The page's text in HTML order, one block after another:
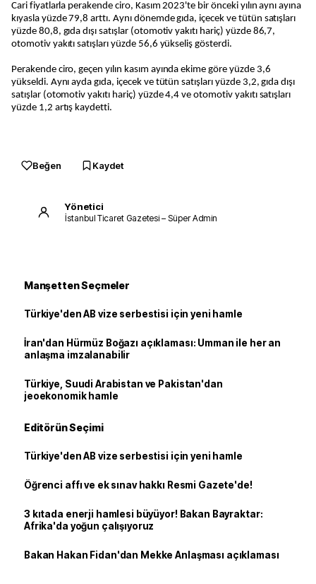
Cari fiyatlarla perakende ciro, Kasım 2023'te bir önceki yılın aynı ayına
kıyasla yüzde 79,8 arttı. Aynı dönemde gıda, içecek ve tütün satışları
yüzde 80,8, gıda dışı satışlar (otomotiv yakıtı hariç) yüzde 86,7,
otomotiv yakıtı satışları yüzde 56,6 yükseliş gösterdi.
Perakende ciro, geçen yılın kasım ayında ekime göre yüzde 3,6
yükseldi. Aynı ayda gıda, içecek ve tütün satışları yüzde 3,2, gıda dışı
satışlar (otomotiv yakıtı hariç) yüzde 4,4 ve otomotiv yakıtı satışları
yüzde 1,2 artış kaydetti.
Beğen Kaydet
Yönetici
İstanbul Ticaret Gazetesi – Süper Admin
Manşetten Seçmeler
Türkiye'den AB vize serbestisi için yeni hamle
İran'dan Hürmüz Boğazı açıklaması: Umman ile her an
anlaşma imzalanabilir
Türkiye, Suudi Arabistan ve Pakistan'dan
jeoekonomik hamle
Editörün Seçimi
Türkiye'den AB vize serbestisi için yeni hamle
Öğrenci affı ve ek sınav hakkı Resmi Gazete'de!
3 kıtada enerji hamlesi büyüyor! Bakan Bayraktar:
Afrika'da yoğun çalışıyoruz
Bakan Hakan Fidan'dan Mekke Anlaşması açıklaması